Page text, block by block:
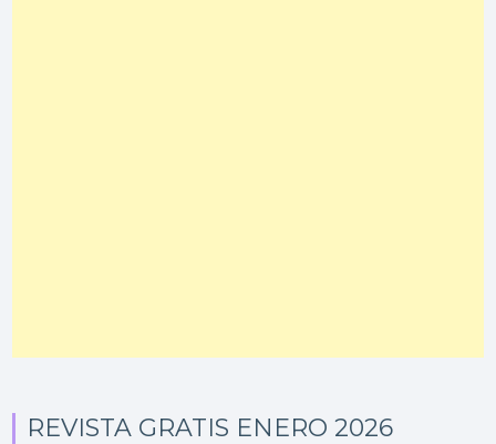
REVISTA GRATIS ENERO 2026